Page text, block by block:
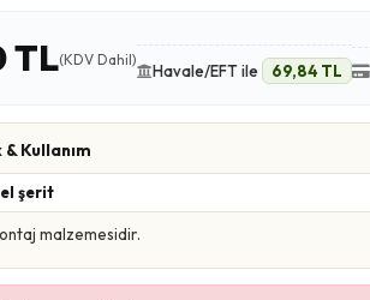
TL(KDV Dahil)
Havale/EFT ile 69,84 TL
Kullanım
şerit
malzemesidir.